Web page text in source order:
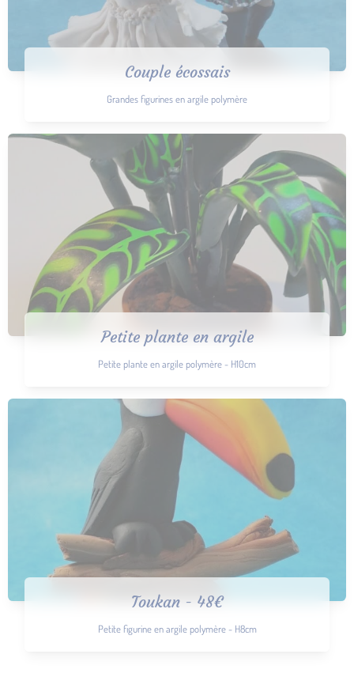
Couple écossais
Grandes figurines en argile polymère
Petite plante en argile
Petite plante en argile polymère - H10cm
Toukan - 48€
Petite figurine en argile polymère - H8cm